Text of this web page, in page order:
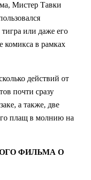
Мистер Тавки
или даже его
комикса в рамках
действий от
почти сразу
а также, две
плащ в молнию на
ФИЛЬМА О